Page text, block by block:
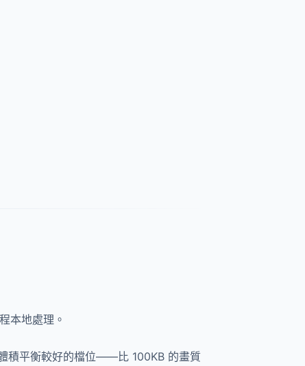
本地處理。
積平衡較好的檔位——比 100KB 的畫質